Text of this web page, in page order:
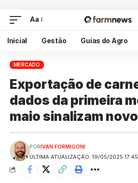
Aa
Inicial Gestão Guias do Agro
MERCADO
Exportação de
dados da primeira
maio sinalizam
ÚLTIMA ATUALIZAÇÃO: 19/05/2025 17:45
PORIVAN FORMIGONI